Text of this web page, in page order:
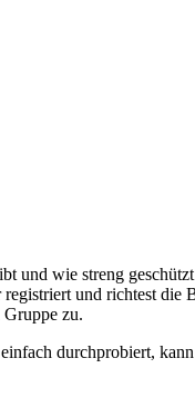
und wie streng
und richtest die
zu.
durchprobiert,